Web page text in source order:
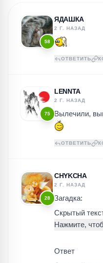
58
ЯДАШКА
2 Г. НАЗАД
ОТВЕТИТЬ
75
LENNTA
2 Г. НАЗАД
Вылечили,
ОТВЕТИТЬ
28
CHYKCHA
2 Г. НАЗАД
Загадка:
Скрытый
Ответ